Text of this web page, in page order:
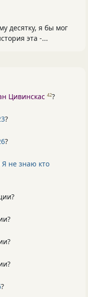
десятку, я бы мог
эта -...
Цивинскас 42?
?
?
Я не знаю кто
?